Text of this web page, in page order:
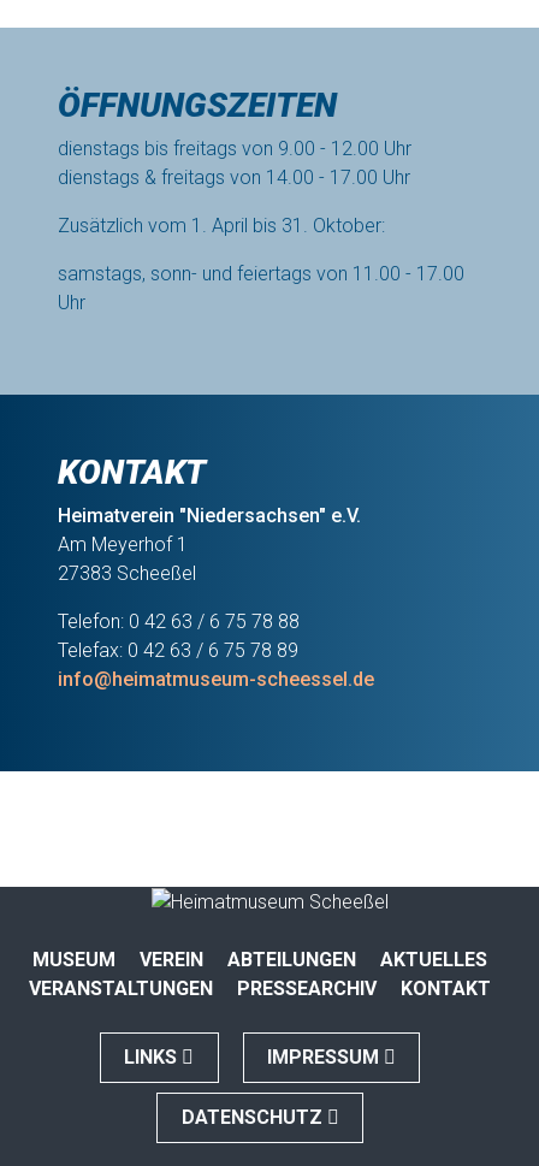
ÖFFNUNGSZEITEN
dienstags bis freitags von 9.00 - 12.00 Uhr
dienstags & freitags von 14.00 - 17.00 Uhr
Zusätzlich vom 1. April bis 31. Oktober:
samstags, sonn- und feiertags von 11.00 - 17.00
Uhr
KONTAKT
Heimatverein "Niedersachsen" e.V.
Am Meyerhof 1
27383 Scheeßel
Telefon: 0 42 63 / 6 75 78 88
Telefax: 0 42 63 / 6 75 78 89
info@heimatmuseum-scheessel.de
MUSEUM VEREIN ABTEILUNGEN
AKTUELLES
VERANSTALTUNGEN
PRESSEARCHIV KONTAKT
LINKS IMPRESSUM
DATENSCHUTZ